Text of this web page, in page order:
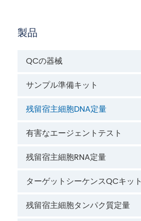
製品
QCの器械
サンプル準備キット
残留宿主細胞DNA定量
有害なエージェントテスト
残留宿主細胞RNA定量
ターゲットシーケンスQCキット
残留宿主細胞タンパク質定量